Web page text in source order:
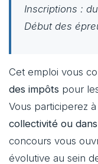
Inscriptions :
Début des
Cet emploi vous
des impôts pour
Vous participerez
collectivité ou
concours vous
évolutive au sein